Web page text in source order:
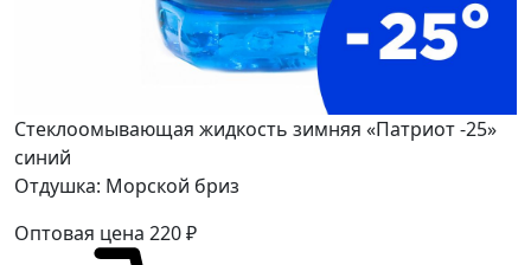
Стеклоомывающая жидкость зимняя «Патриот -25»
синий
Отдушка: Морской бриз
Оптовая цена 220₽